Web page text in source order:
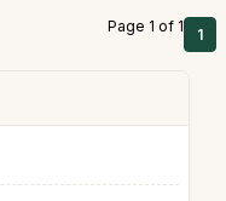
Page 1 of 1 1